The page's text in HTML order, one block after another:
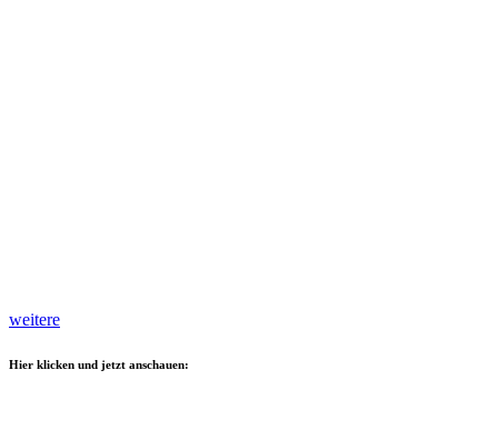
weitere
Hier klicken und jetzt anschauen: